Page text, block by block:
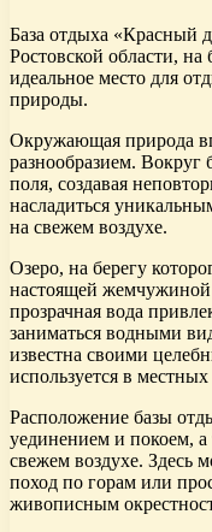
База отдыха «Красный
Ростовской области, на
идеальное место для
природы.
Окружающая природа
разнообразием. Вокруг
поля, создавая
насладиться
на свежем воздухе.
Озеро, на берегу
настоящей жемчужиной
прозрачная вода
заниматься водными
известна своими
используется в местных
Расположение базы
уединением и покоем,
свежем воздухе. Здесь
поход по горам или
живописным